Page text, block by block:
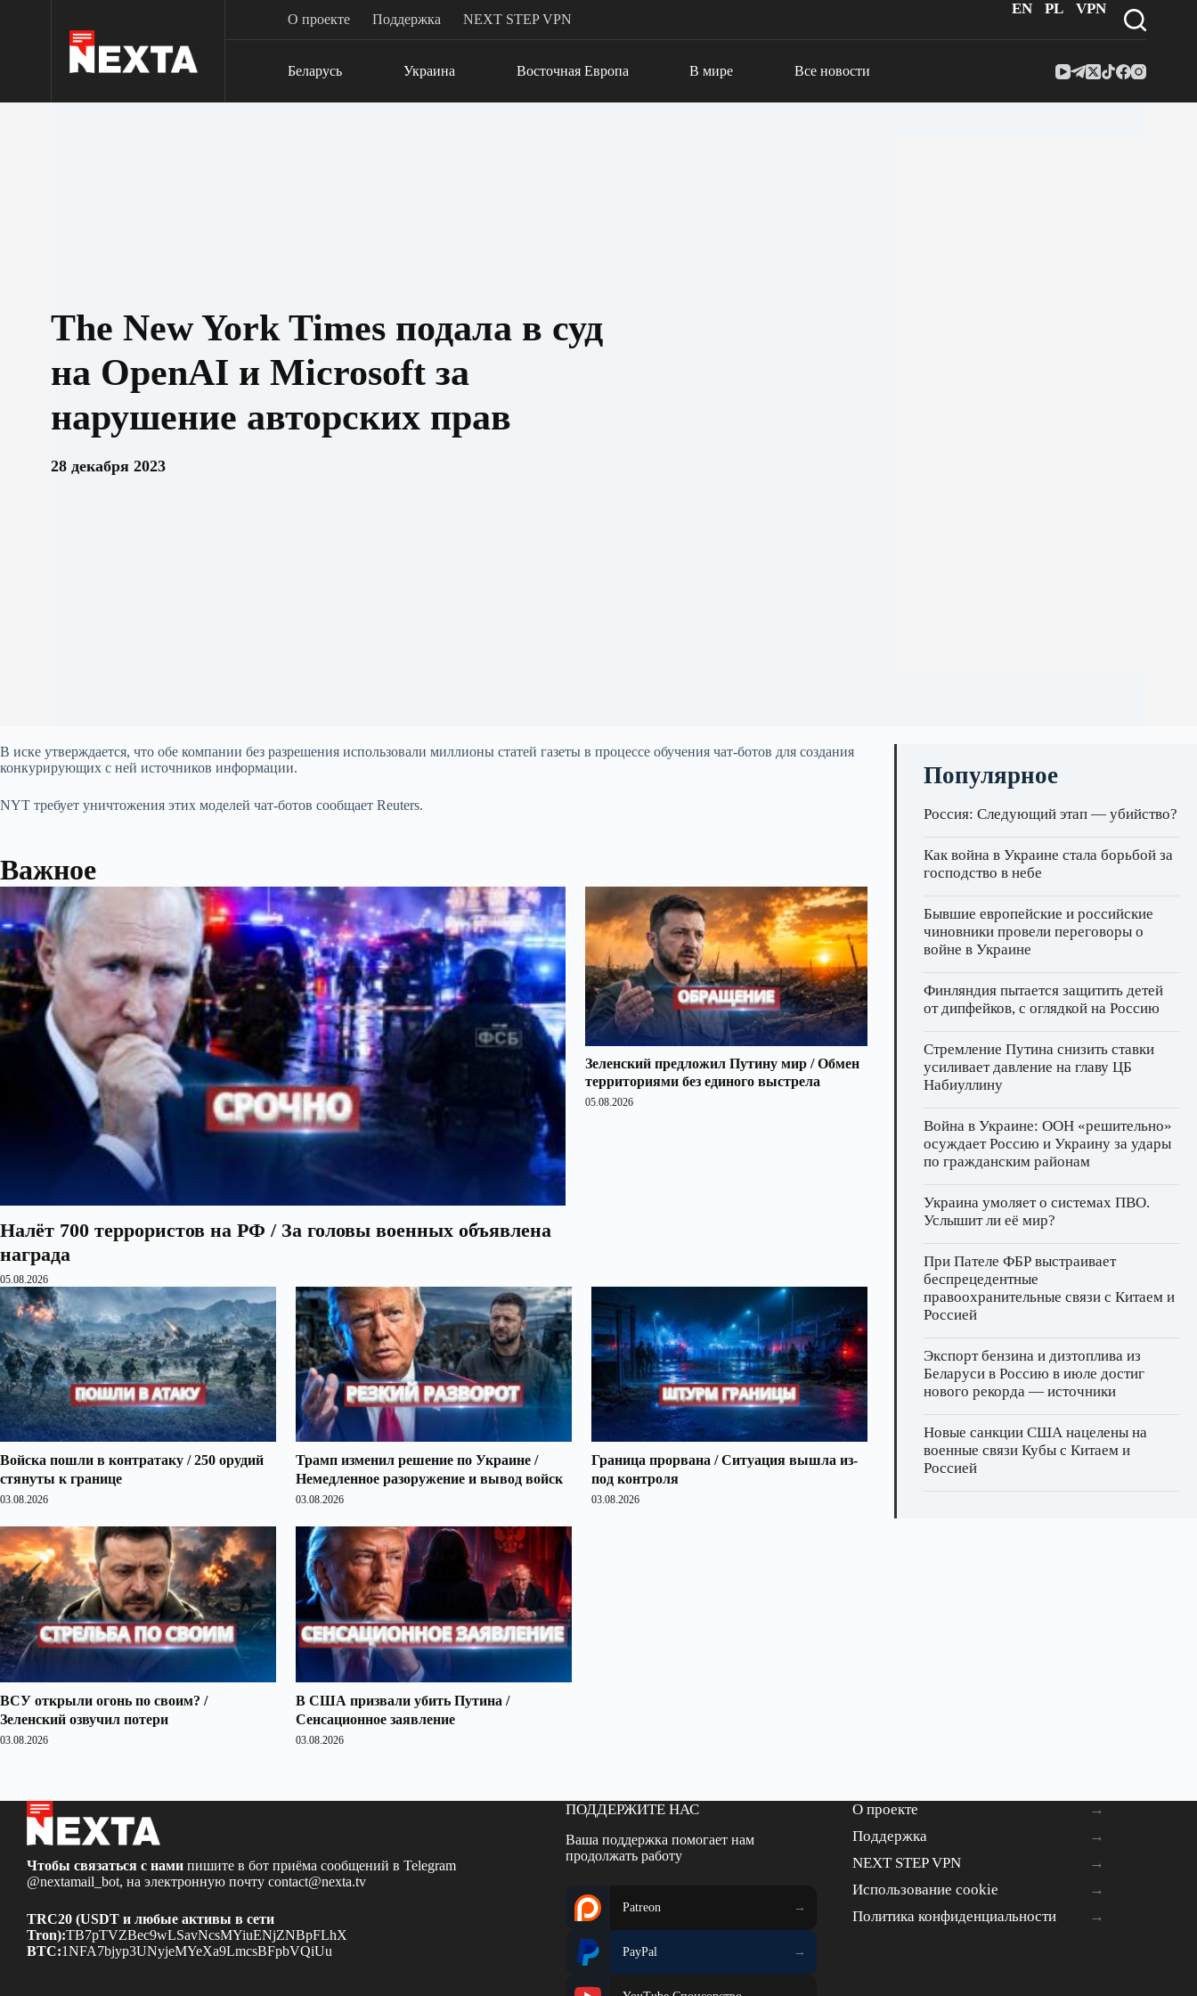
О проекте Поддержка NEXT STEP VPN
EN PL VPN
Беларусь Украина Восточная Европа В мире Все новости
The New York Times подала в суд
на OpenAI и Microsoft за
нарушение авторских прав
28 декабря 2023
В иске утверждается, что обе компании без разрешения использовали миллионы статей газеты в процессе обучения чат-ботов для создания
конкурирующих с ней источников информации.
NYT требует уничтожения этих моделей чат-ботов сообщает Reuters.
Важное
Налёт 700 террористов на РФ / За головы военных объявлена
награда
05.08.2026
Зеленский предложил Путину мир / Обмен
территориями без единого выстрела
05.08.2026
Войска пошли в контратаку / 250 орудий
стянуты к границе
03.08.2026
Трамп изменил решение по Украине /
Немедленное разоружение и вывод войск
03.08.2026
Граница прорвана / Ситуация вышла из-
под контроля
03.08.2026
ВСУ открыли огонь по своим? /
Зеленский озвучил потери
03.08.2026
В США призвали убить Путина /
Сенсационное заявление
03.08.2026
Популярное
Россия: Следующий этап — убийство?
Как война в Украине стала борьбой за
господство в небе
Бывшие европейские и российские
чиновники провели переговоры о
войне в Украине
Финляндия пытается защитить детей
от дипфейков, с оглядкой на Россию
Стремление Путина снизить ставки
усиливает давление на главу ЦБ
Набиуллину
Война в Украине: ООН «решительно»
осуждает Россию и Украину за удары
по гражданским районам
Украина умоляет о системах ПВО.
Услышит ли её мир?
При Пателе ФБР выстраивает
беспрецедентные
правоохранительные связи с Китаем и
Россией
Экспорт бензина и дизтоплива из
Беларуси в Россию в июле достиг
нового рекорда — источники
Новые санкции США нацелены на
военные связи Кубы с Китаем и
Россией
Чтобы связаться с нами пишите в бот приёма сообщений в Telegram
@nextamail_bot, на электронную почту contact@nexta.tv
TRC20 (USDT и любые активы в сети
Tron):TB7pTVZBec9wLSavNcsMYiuENjZNBpFLhX
BTC:1NFA7bjyp3UNyjeMYeXa9LmcsBFpbVQiUu
ПОДДЕРЖИТЕ НАС
Ваша поддержка помогает нам
продолжать работу
Patreon
PayPal
О проекте
Поддержка
NEXT STEP VPN
Использование cookie
Политика конфиденциальности